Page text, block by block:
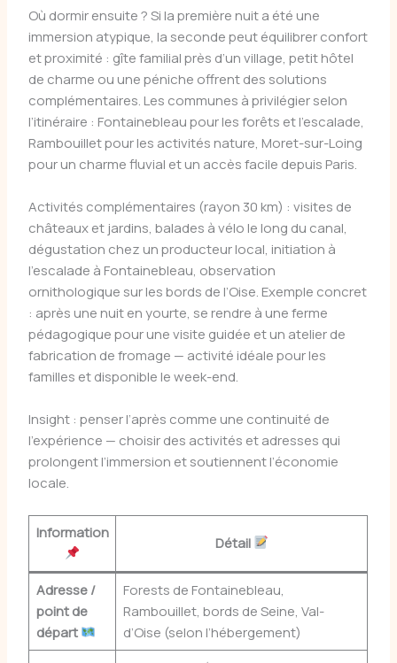
Où dormir ensuite ? Si la première nuit a été une
immersion atypique, la seconde peut équilibrer confort
et proximité : gîte familial près d’un village, petit hôtel
de charme ou une péniche offrent des solutions
complémentaires. Les communes à privilégier selon
l’itinéraire : Fontainebleau pour les forêts et l’escalade,
Rambouillet pour les activités nature, Moret-sur-Loing
pour un charme fluvial et un accès facile depuis Paris.
Activités complémentaires (rayon 30 km) : visites de
châteaux et jardins, balades à vélo le long du canal,
dégustation chez un producteur local, initiation à
l’escalade à Fontainebleau, observation
ornithologique sur les bords de l’Oise. Exemple concret
: après une nuit en yourte, se rendre à une ferme
pédagogique pour une visite guidée et un atelier de
fabrication de fromage — activité idéale pour les
familles et disponible le week-end.
Insight : penser l’après comme une continuité de
l’expérience — choisir des activités et adresses qui
prolongent l’immersion et soutiennent l’économie
locale.
Information
Détail
Adresse /
point de
départ
Forests de Fontainebleau,
Rambouillet, bords de Seine, Val-
d’Oise (selon l’hébergement)